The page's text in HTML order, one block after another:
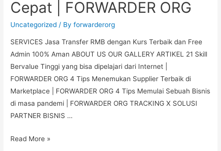
Cepat | FORWARDER ORG
Uncategorized / Byforwarderorg
SERVICES Jasa Transfer RMB dengan Kurs Terbaik dan Free
Admin 100% Aman ABOUT US OUR GALLERY ARTIKEL 21 Skill
Bervalue Tinggi yang bisa dipelajari dari Internet |
FORWARDER ORG 4 Tips Menemukan Supplier Terbaik di
Marketplace | FORWARDER ORG 4 Tips Memulai Sebuah Bisnis
di masa pandemi | FORWARDER ORG TRACKING X SOLUSI
PARTNER BISNIS …
Read More »